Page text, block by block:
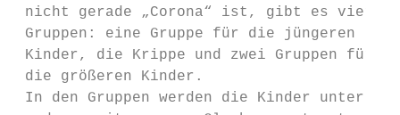
nicht gerade „Corona“ ist, gibt es vier
Gruppen: eine Gruppe für die jüngeren
Kinder, die Krippe und zwei Gruppen für
die größeren Kinder.
In den Gruppen werden die Kinder unter